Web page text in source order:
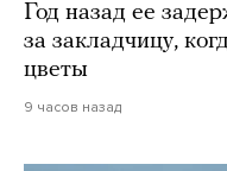
Год назад ее
за закладчицу,
цветы
9 часов назад